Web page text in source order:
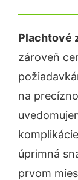
Plachtové
zároveň
na
úprimná
prvom